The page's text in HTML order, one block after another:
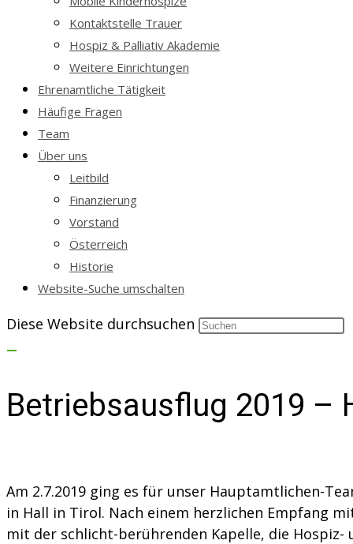
Kontaktstelle Trauer
Hospiz & Palliativ Akademie
Weitere Einrichtungen
Ehrenamtliche Tätigkeit
Häufige Fragen
Team
Über uns
Leitbild
Finanzierung
Vorstand
Österreich
Historie
Website-Suche umschalten
Diese Website durchsuchen
Betriebsausflug 2019 –
Am 2.7.2019 ging es für unser Hauptamtlichen-
in Hall in Tirol. Nach einem herzlichen Empfang
mit der schlicht-berührenden Kapelle, die